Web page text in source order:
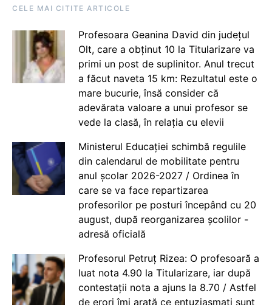
CELE MAI CITITE ARTICOLE
Profesoara Geanina David din județul
Olt, care a obținut 10 la Titularizare va
primi un post de suplinitor. Anul trecut
a făcut naveta 15 km: Rezultatul este o
mare bucurie, însă consider că
adevărata valoare a unui profesor se
vede la clasă, în relația cu elevii
Ministerul Educației schimbă regulile
din calendarul de mobilitate pentru
anul școlar 2026-2027 / Ordinea în
care se va face repartizarea
profesorilor pe posturi începând cu 20
august, după reorganizarea școlilor -
adresă oficială
Profesorul Petruț Rizea: O profesoară a
luat nota 4.90 la Titularizare, iar după
contestații nota a ajuns la 8.70 / Astfel
de erori îmi arată ce entuziasmați sunt